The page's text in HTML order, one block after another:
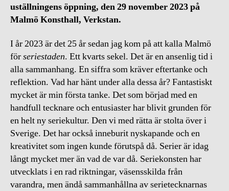
uställningens öppning, den 29 november 2023 på
Malmö Konsthall, Verkstan.
I år 2023 är det 25 år sedan jag kom på att kalla Malmö
förseriestaden. Ett kvarts sekel. Det är en ansenlig tid i
alla sammanhang. En siffra som kräver eftertanke och
reflektion. Vad har hänt under alla dessa år? Fantastiskt
mycket är min första tanke. Det som börjad med en
handfull tecknare och entusiaster har blivit grunden för
en helt ny seriekultur. Den vi med rätta är stolta över i
Sverige. Det har också inneburit nyskapande och en
kreativitet som ingen kunde förutspå då. Serier är idag
långt mycket mer än vad de var då. Seriekonsten har
utvecklats i en rad riktningar, väsensskilda från
varandra, men ändå sammanhållna av serietecknarnas